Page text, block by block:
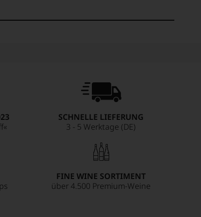
SCHNELLE LIEFERUNG
3 - 5 Werktage (DE)
FINE WINE SORTIMENT
über 4.500 Premium-Weine